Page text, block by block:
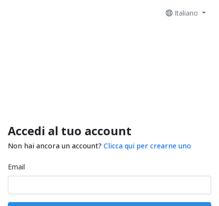
Italiano
Accedi al tuo account
Non hai ancora un account? Clicca qui per crearne uno
Email